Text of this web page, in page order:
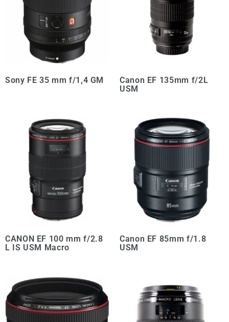
Sony FE 35 mm f/1,4 GM
Canon EF 135mm f/2L
USM
CANON EF 100 mm f/2.8
L IS USM Macro
Canon EF 85mm f/1.8
USM